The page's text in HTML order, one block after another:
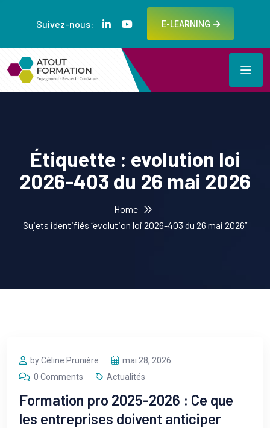
Suivez-nous: E-LEARNING
Étiquette : evolution loi
2026-403 du 26 mai 2026
Home
Sujets identifiés “evolution loi 2026-403 du 26 mai 2026”
by Céline Prunière
mai 28, 2026
0 Comments
Actualités
Formation pro 2025-2026 : Ce que
les entreprises doivent anticiper